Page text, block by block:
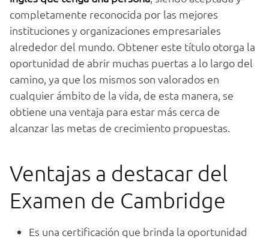
completamente reconocida por las mejores
instituciones y organizaciones empresariales
alrededor del mundo. Obtener este título otorga la
oportunidad de abrir muchas puertas a lo largo del
camino, ya que los mismos son valorados en
cualquier ámbito de la vida, de esta manera, se
obtiene una ventaja para estar más cerca de
alcanzar las metas de crecimiento propuestas.
Ventajas a destacar del
Examen de Cambridge
Es una certificación que brinda la oportunidad